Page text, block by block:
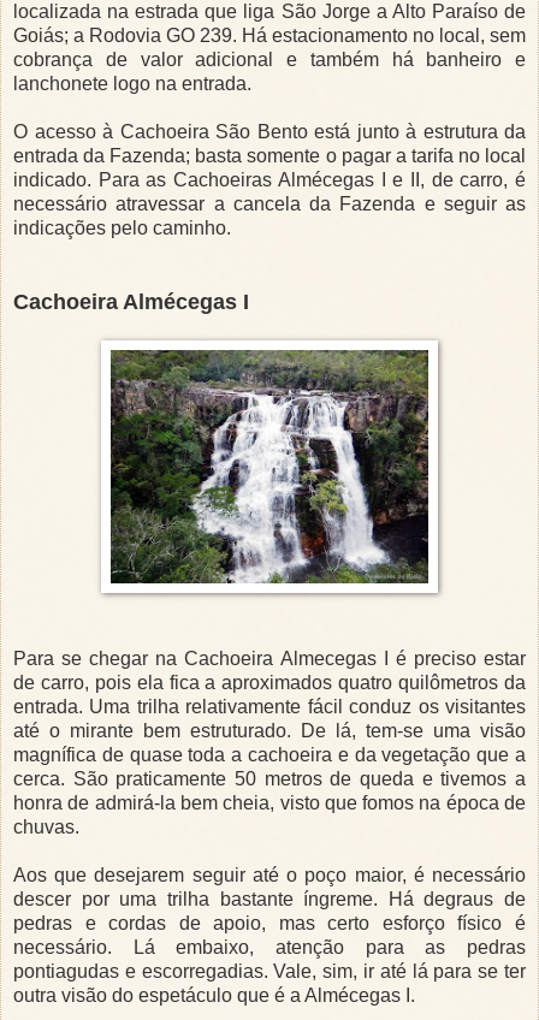
localizada na estrada que liga São Jorge a Alto Paraíso de
Goiás; a Rodovia GO 239. Há estacionamento no local, sem
cobrança de valor adicional e também há banheiro e
lanchonete logo na entrada.
O acesso à Cachoeira São Bento está junto à estrutura da
entrada da Fazenda; basta somente o pagar a tarifa no local
indicado. Para as Cachoeiras Almécegas I e II, de carro, é
necessário atravessar a cancela da Fazenda e seguir as
indicações pelo caminho.
Cachoeira Almécegas I
Para se chegar na Cachoeira Almecegas I é preciso estar
de carro, pois ela fica a aproximados quatro quilômetros da
entrada. Uma trilha relativamente fácil conduz os visitantes
até o mirante bem estruturado. De lá, tem-se uma visão
magnífica de quase toda a cachoeira e da vegetação que a
cerca. São praticamente 50 metros de queda e tivemos a
honra de admirá-la bem cheia, visto que fomos na época de
chuvas.
Aos que desejarem seguir até o poço maior, é necessário
descer por uma trilha bastante íngreme. Há degraus de
pedras e cordas de apoio, mas certo esforço físico é
necessário. Lá embaixo, atenção para as pedras
pontiagudas e escorregadias. Vale, sim, ir até lá para se ter
outra visão do espetáculo que é a Almécegas I.